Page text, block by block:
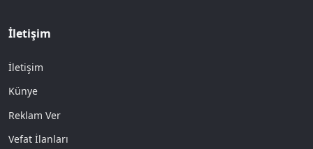
İletişim
İletişim
Künye
Reklam Ver
Vefat İlanları